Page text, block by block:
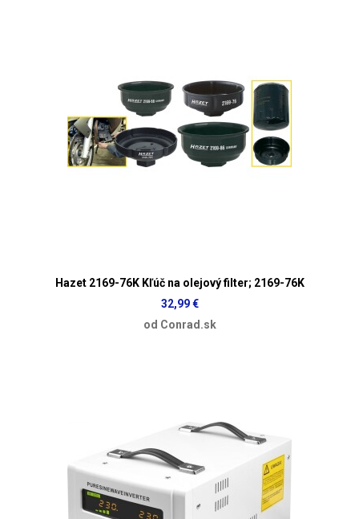
Hazet 2169-76K Kľúč na olejový filter; 2169-76K
32,99 €
od Conrad.sk